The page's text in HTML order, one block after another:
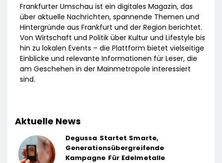
Frankfurter Umschau ist ein digitales Magazin, das
über aktuelle Nachrichten, spannende Themen und
Hintergründe aus Frankfurt und der Region berichtet.
Von Wirtschaft und Politik über Kultur und Lifestyle bis
hin zu lokalen Events – die Plattform bietet vielseitige
Einblicke und relevante Informationen für Leser, die
am Geschehen in der Mainmetropole interessiert
sind.
Aktuelle News
Degussa Startet Smarte,
Generationsübergreifende
Kampagne Für Edelmetalle